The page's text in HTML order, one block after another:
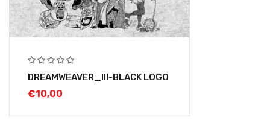
DREAMWEAVER_III-BLACK LOGO
€10,00